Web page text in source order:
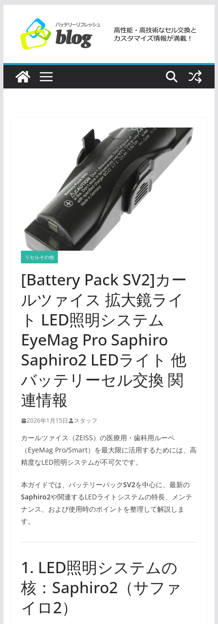
ツ
リセルその他
[Battery Pack SV2]カー
ルツァイス 拡大鏡ライ
ト LED照明システム
EyeMag Pro Saphiro
Saphiro2 LEDライト 他
バッテリーセル交換 関
連情報
2026年1月15日 スタッフ
カールツァイス（ZEISS）の医療用・歯科用ルーペ
（EyeMag Pro/Smart）を最大限に活用するためには、高
精度なLED照明システムが不可欠です。
本ガイドでは、バッテリーパックSV2を中心に、最新の
Saphiro2や関連するLEDライトシステムの特長、メンテ
ナンス、および使用時のポイントを整理して解説しま
す。
1. LED照明システムの
核：Saphiro2（サファ
イロ2）